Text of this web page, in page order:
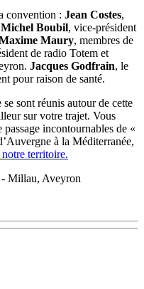
convention : Jean Costes,
Michel Boubil, vice-président
Maury, membres de
de radio Totem et
Jacques Godfrain, le
pour raison de santé.
sont réunis autour de cette
sur votre trajet. Vous
incontournables de «
à la Méditerranée,
notre territoire.
Millau, Aveyron